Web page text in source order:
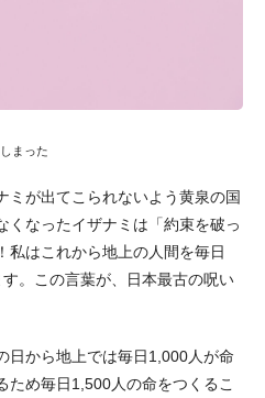
まった
ミが出てこられないよう黄泉の国
くなったイザナミは「約束を破っ
私はこれから地上の人間を毎日
。この言葉が、日本最古の呪い
日から地上では毎日1,000人が命
ため毎日1,500人の命をつくるこ